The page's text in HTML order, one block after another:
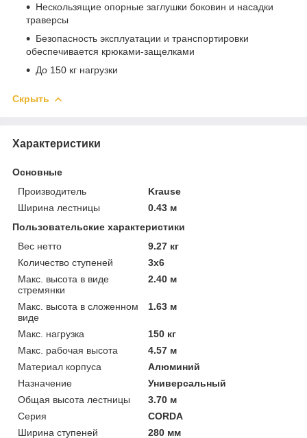
Нескользящие опорные заглушки боковин и насадки
траверсы
Безопасность эксплуатации и транспортировки
обеспечивается крюками-защелками
До 150 кг нагрузки
Скрыть
Характеристики
Основные
Производитель
Krause
Ширина лестницы
0.43 м
Пользовательские характеристики
Вес нетто
9.27 кг
Количество ступеней
3х6
Макс. высота в виде
стремянки
2.40 м
Макс. высота в сложенном
виде
1.63 м
Макс. нагрузка
150 кг
Макс. рабочая высота
4.57 м
Материал корпуса
Алюминий
Назначение
Универсальный
Общая высота лестницы
3.70 м
Серия
CORDA
Ширина ступеней
280 мм